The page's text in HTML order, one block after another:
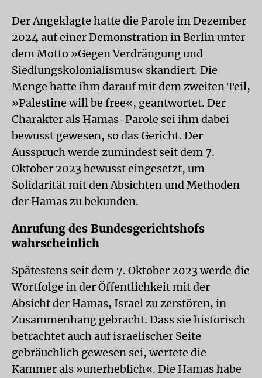
Der Angeklagte hatte die Parole im Dezember
2024 auf einer Demonstration in Berlin unter
dem Motto »Gegen Verdrängung und
Siedlungskolonialismus« skandiert. Die
Menge hatte ihm darauf mit dem zweiten Teil,
»Palestine will be free«, geantwortet. Der
Charakter als Hamas-Parole sei ihm dabei
bewusst gewesen, so das Gericht. Der
Ausspruch werde zumindest seit dem 7.
Oktober 2023 bewusst eingesetzt, um
Solidarität mit den Absichten und Methoden
der Hamas zu bekunden.
Anrufung des Bundesgerichtshofs
wahrscheinlich
Spätestens seit dem 7. Oktober 2023 werde die
Wortfolge in der Öffentlichkeit mit der
Absicht der Hamas, Israel zu zerstören, in
Zusammenhang gebracht. Dass sie historisch
betrachtet auch auf israelischer Seite
gebräuchlich gewesen sei, wertete die
Kammer als »unerheblich«. Die Hamas habe